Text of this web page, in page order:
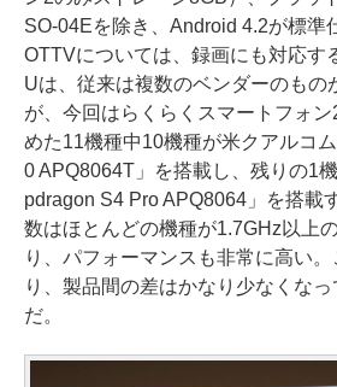
SO-04Eを除き、Android 4.2が標準
OTTVについては、録画にも対応す
Uは、従来は複数のベンダーのもの
が、今回はらくらくスマートフォ
めた11機種中10機種が米クアルコ
0 APQ8064T」を搭載し、残りの1
pdragon S4 Pro APQ8064」を搭載
数はほとんどの機種が1.7GHz以上
り、パフォーマンスも非常に高い
り、製品間の差はかなり少なくな
だ。